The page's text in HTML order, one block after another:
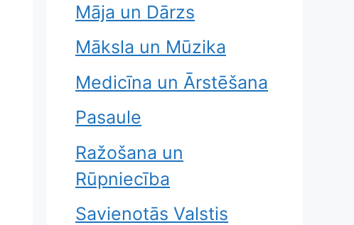
Māja un Dārzs
Māksla un Mūzika
Medicīna un Ārstēšana
Pasaule
Ražošana un
Rūpniecība
Savienotās Valstis